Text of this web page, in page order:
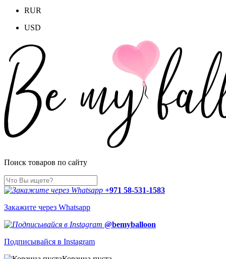
RUR
USD
Поиск товаров по сайту
+971 58-531-1583
Закажите через Whatsapp
@bemyballoon
Подписывайся в Instagram